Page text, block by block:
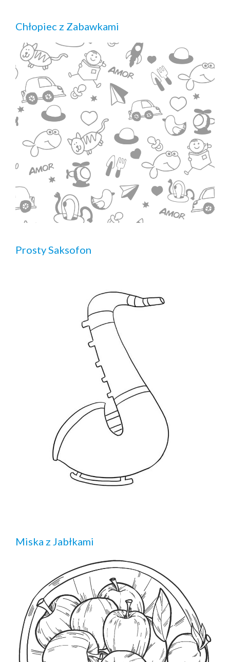
Chłopiec z Zabawkami
Prosty Saksofon
Miska z Jabłkami